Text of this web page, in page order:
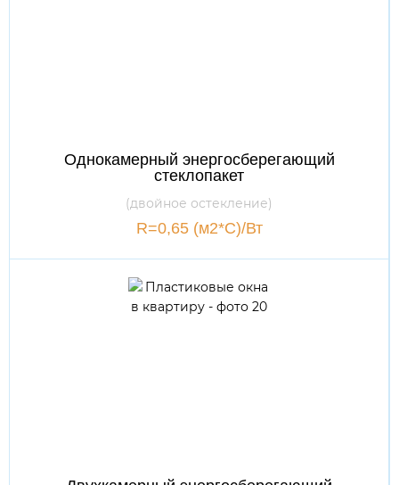
Однокамерный энергосберегающий
стеклопакет
(двойное остекление)
R=0,65 (м2*С)/Вт